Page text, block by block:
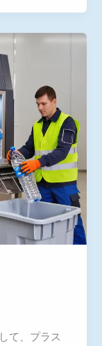
て、プラス